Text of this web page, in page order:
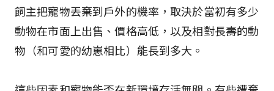
飼主把寵物丟棄到戶外的機率，取決於當初有多少
動物在市面上出售、價格高低，以及相對長壽的動
物（和可愛的幼崽相比）能長到多大。